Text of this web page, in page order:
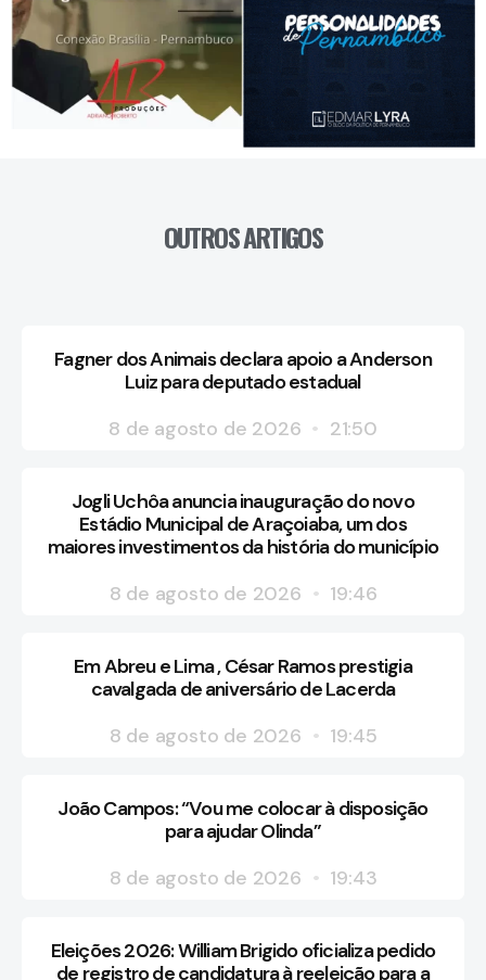
OUTROS ARTIGOS
Fagner dos Animais declara apoio a Anderson
Luiz para deputado estadual
8 de agosto de 2026
21:50
Jogli Uchôa anuncia inauguração do novo
Estádio Municipal de Araçoiaba, um dos
maiores investimentos da história do município
8 de agosto de 2026
19:46
Em Abreu e Lima , César Ramos prestigia
cavalgada de aniversário de Lacerda
8 de agosto de 2026
19:45
João Campos: “Vou me colocar à disposição
para ajudar Olinda”
8 de agosto de 2026
19:43
Eleições 2026: William Brigido oficializa pedido
de registro de candidatura à reeleição para a